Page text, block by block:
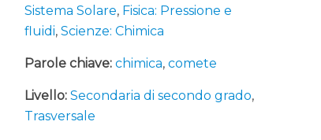
Sistema Solare, Fisica: Pressione e
fluidi,Scienze: Chimica
Parole chiave: chimica,comete
Livello: Secondaria di secondo grado,
Trasversale